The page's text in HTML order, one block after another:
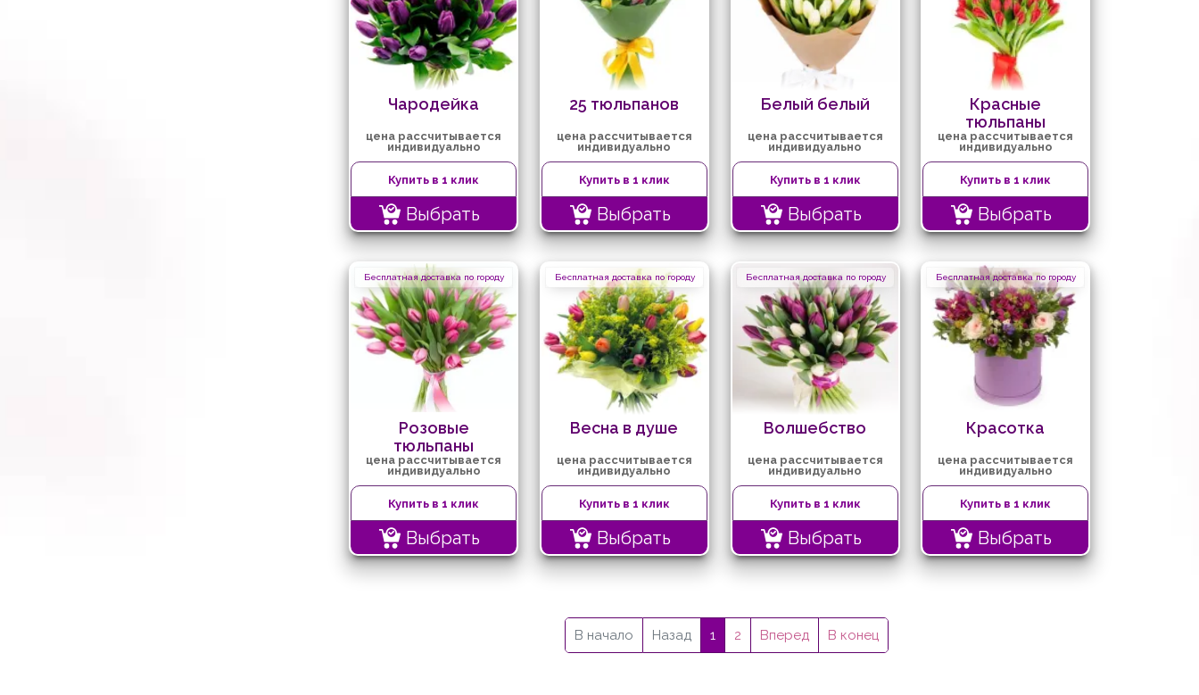
Чародейка
цена рассчитывается
индивидуально
Купить в 1 клик
Выбрать
25 тюльпанов
цена рассчитывается
индивидуально
Купить в 1 клик
Выбрать
Белый белый
цена рассчитывается
индивидуально
Купить в 1 клик
Выбрать
Красные
тюльпаны
цена рассчитывается
индивидуально
Купить в 1 клик
Выбрать
Бесплатная доставка по городу
Розовые
тюльпаны
цена рассчитывается
индивидуально
Купить в 1 клик
Выбрать
Бесплатная доставка по городу
Весна в душе
цена рассчитывается
индивидуально
Купить в 1 клик
Выбрать
Бесплатная доставка по городу
Волшебство
цена рассчитывается
индивидуально
Купить в 1 клик
Выбрать
Бесплатная доставка по городу
Красотка
цена рассчитывается
индивидуально
Купить в 1 клик
Выбрать
В начало Назад 1 2 Вперед В конец